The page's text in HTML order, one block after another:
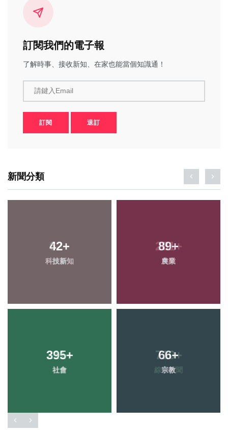
訂閱我們的電子報
了解時事、接收新知、在家也能當個知識通！
請鍵入Email
訂閱 退訂
新聞分類
42+
科技新知
89+
農業
395+
社會
66+
宗教